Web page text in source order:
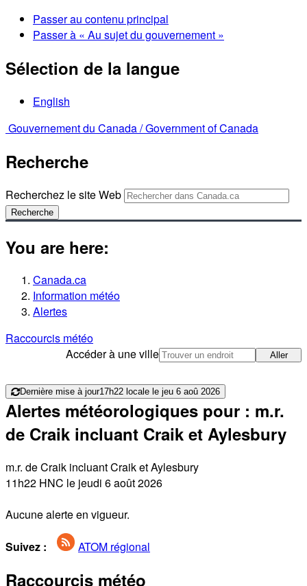
Passer au contenu principal
Passer à « Au sujet du gouvernement »
Sélection de la langue
English
Gouvernement du Canada /Government of Canada
Recherche
Recherchez le site Web
Recherche
You are here:
Canada.ca
Information météo
Alertes
Raccourcis météo
Accéder à une ville
Aller
Dernière mise à jour17h22 locale le jeu 6 aoû 2026
Alertes météorologiques pour : m.r.
de Craik incluant Craik et Aylesbury
m.r. de Craik incluant Craik et Aylesbury
11h22 HNC le jeudi 6 août 2026
Aucune alerte en vigueur.
Suivez : ATOM régional
Raccourcis météo